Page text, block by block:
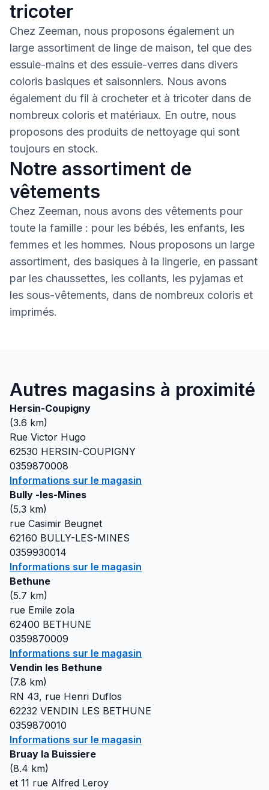
tricoter
Chez Zeeman, nous proposons également un
large assortiment de linge de maison, tel que des
essuie-mains et des essuie-verres dans divers
coloris basiques et saisonniers. Nous avons
également du fil à crocheter et à tricoter dans de
nombreux coloris et matériaux. En outre, nous
proposons des produits de nettoyage qui sont
toujours en stock.
Notre assortiment de
vêtements
Chez Zeeman, nous avons des vêtements pour
toute la famille : pour les bébés, les enfants, les
femmes et les hommes. Nous proposons un large
assortiment, des basiques à la lingerie, en passant
par les chaussettes, les collants, les pyjamas et
les sous-vêtements, dans de nombreux coloris et
imprimés.
Autres magasins à proximité
Hersin-Coupigny
(3.6 km)
Rue Victor Hugo
62530 HERSIN-COUPIGNY
0359870008
Informations sur le magasin
Bully -les-Mines
(5.3 km)
rue Casimir Beugnet
62160 BULLY-LES-MINES
0359930014
Informations sur le magasin
Bethune
(5.7 km)
rue Emile zola
62400 BETHUNE
0359870009
Informations sur le magasin
Vendin les Bethune
(7.8 km)
RN 43, rue Henri Duflos
62232 VENDIN LES BETHUNE
0359870010
Informations sur le magasin
Bruay la Buissiere
(8.4 km)
et 11 rue Alfred Leroy